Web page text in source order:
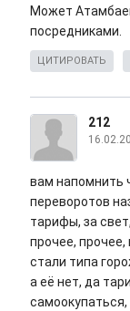
Может
посредниками.
ЦИТИРОВАТЬ
212
вам напомнить
переворотов
тарифы, за
прочее,
стали типа
а её нет, да